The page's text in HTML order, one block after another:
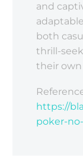
and
both
thrill-
their own
https://
poker-